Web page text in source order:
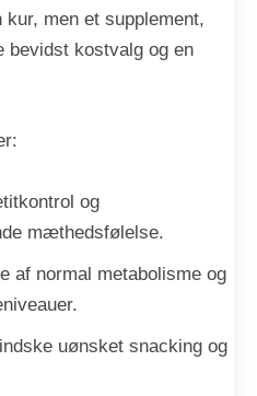
men et supplement,
bevidst kostvalg og en
og
mæthedsfølelse.
af normal metabolisme og
uønsket snacking og